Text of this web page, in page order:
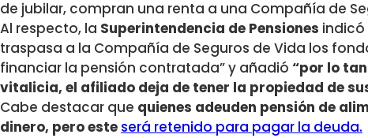
de jubilar, compran una renta a una Compañía de
Al respecto, la Superintendencia de Pensiones indicó
traspasa a la Compañía de Seguros de Vida los
financiar la pensión contratada” y añadió “por lo
vitalicia, el afiliado deja de tener la propiedad de
Cabe destacar que quienes adeuden pensión de
dinero, pero este será retenido para pagar la deuda.